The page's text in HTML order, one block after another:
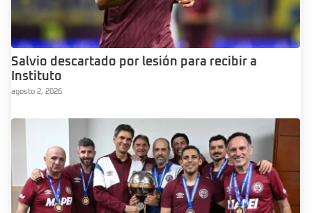
Salvio descartado por lesión para recibir a
Instituto
agosto 2, 2026